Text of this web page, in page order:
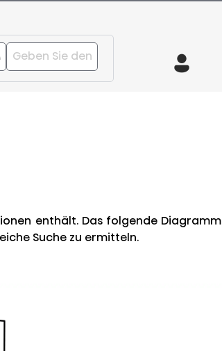
enthält. Das folgende Diagramm
Suche zu ermitteln.